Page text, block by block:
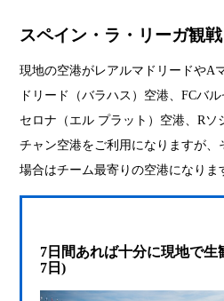
スペイン・ラ・リーガ観
現地の空港がレアルマドリードやA
ドリード（バラハス）空港、FCバ
セロナ（エル プラット）空港、Rソ
チャン空港をご利用になりますが
場合はチーム最寄りの空港になりま
7日間あれば十分に現地で生
7日)